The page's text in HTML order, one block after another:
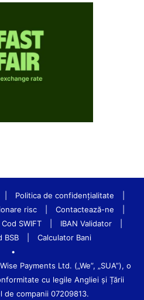
Politica de confidenţialitate
risc Contactează-ne
SWIFT IBAN Validator
BSB
Calculator Bani
•
Payments Ltd. („We”, „SUA”), o
cu legile Angliei și Țării
de companii 07209813.